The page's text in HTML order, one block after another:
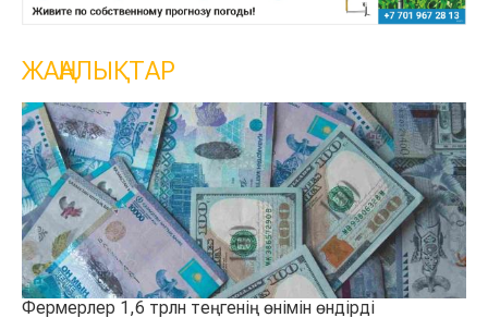
ЖАҢАЛЫҚТАР
Қазақстанда 100 мың тонналық астық